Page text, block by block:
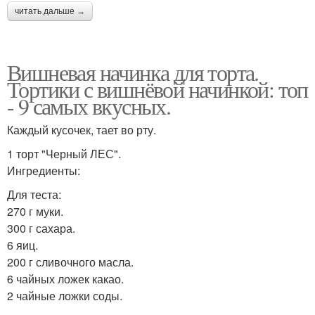
читать дальше →
Вишневая начинка для торта.
Тортики с вишнёвой начинкой: топ
- 9 самых вкусных.
Каждый кусочек, тает во рту.
1 торт "Черный ЛЕС".
Ингредиенты:
Для теста:
270 г муки.
300 г сахара.
6 яиц.
200 г сливочного масла.
6 чайных ложек какао.
2 чайные ложки соды.